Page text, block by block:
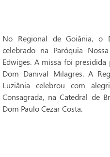
No Regional de Goiânia, o
celebrado na Paróquia
Edwiges. A missa foi
Dom Danival Milagres. A
Luziânia celebrou com
Consagrada, na Catedral de
Dom Paulo Cezar Costa.